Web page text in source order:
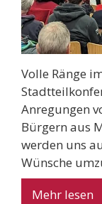
Volle Ränge
Anregungen
Bürgern aus
werden uns
Wünsche
Mehr lesen